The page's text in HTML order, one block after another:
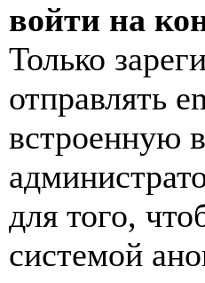
войти на
Только
отправлять
встроенную
для того,
системой